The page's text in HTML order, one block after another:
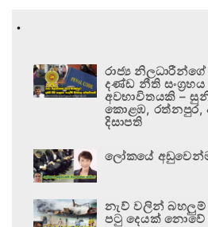
.
රාජ්‍ය
දණ්ඩ නීති
අවභාවිතයකි –
කොළඹ, රත්නපුර,
දිසාපති
ලෝකයේ
නැව් වලින් බහලුම්
පටු දෙයක් නොවේ